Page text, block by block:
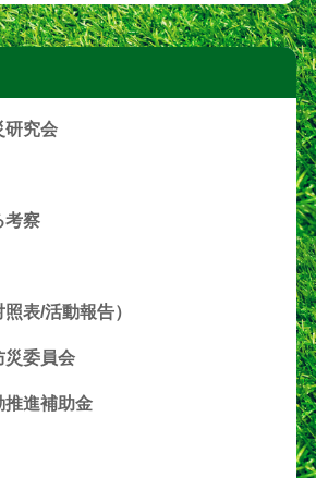
研究会
考察
表/活動報告）
災委員会
推進補助金